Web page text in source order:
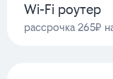
Wi-Fi роутер
рассрочка 265₽